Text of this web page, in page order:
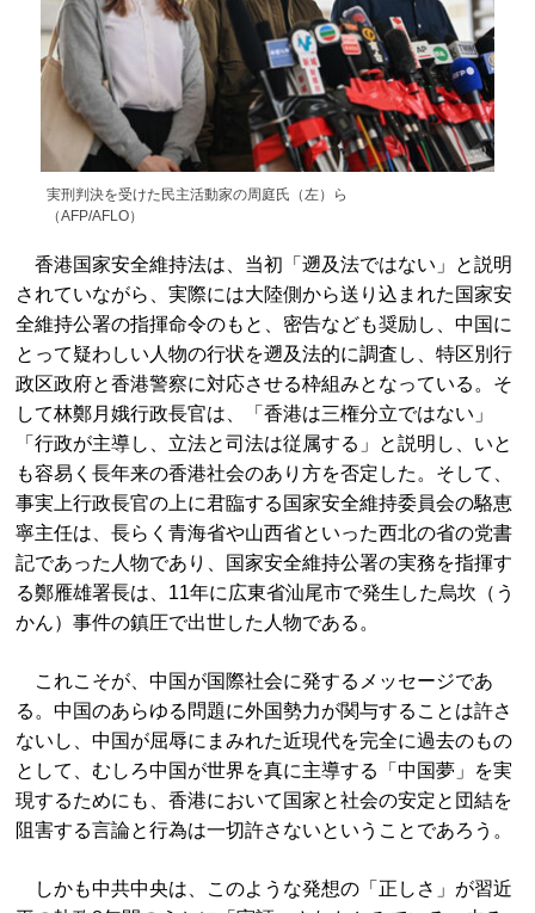
実刑判決を受けた民主活動家の周庭氏（左）ら
（AFP/AFLO）
香港国家安全維持法は、当初「遡及法ではない」と説明
されていながら、実際には大陸側から送り込まれた国家安
全維持公署の指揮命令のもと、密告なども奨励し、中国に
とって疑わしい人物の行状を遡及法的に調査し、特区別行
政区政府と香港警察に対応させる枠組みとなっている。そ
して林鄭月娥行政長官は、「香港は三権分立ではない」
「行政が主導し、立法と司法は従属する」と説明し、いと
も容易く長年来の香港社会のあり方を否定した。そして、
事実上行政長官の上に君臨する国家安全維持委員会の駱恵
寧主任は、長らく青海省や山西省といった西北の省の党書
記であった人物であり、国家安全維持公署の実務を指揮す
る鄭雁雄署長は、11年に広東省汕尾市で発生した烏坎（う
かん）事件の鎮圧で出世した人物である。
これこそが、中国が国際社会に発するメッセージであ
る。中国のあらゆる問題に外国勢力が関与することは許さ
ないし、中国が屈辱にまみれた近現代を完全に過去のもの
として、むしろ中国が世界を真に主導する「中国夢」を実
現するためにも、香港において国家と社会の安定と団結を
阻害する言論と行為は一切許さないということであろう。
しかも中共中央は、このような発想の「正しさ」が習近